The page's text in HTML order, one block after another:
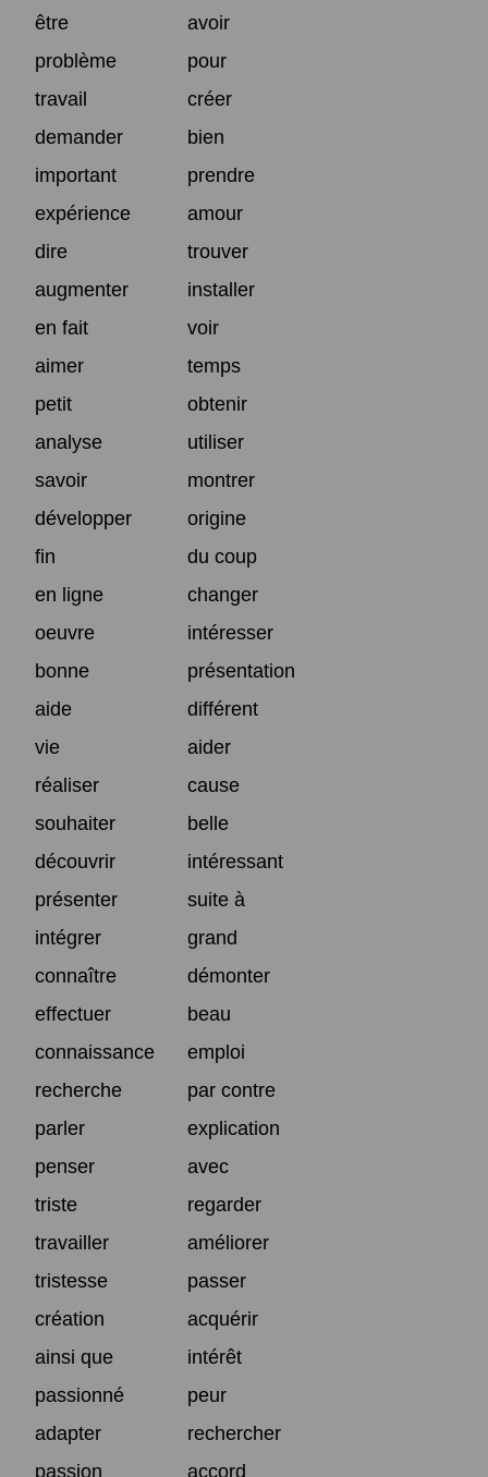
être
avoir
problème
pour
travail
créer
demander
bien
important
prendre
expérience
amour
dire
trouver
augmenter
installer
en fait
voir
aimer
temps
petit
obtenir
analyse
utiliser
savoir
montrer
développer
origine
fin
du coup
en ligne
changer
oeuvre
intéresser
bonne
présentation
aide
différent
vie
aider
réaliser
cause
souhaiter
belle
découvrir
intéressant
présenter
suite à
intégrer
grand
connaître
démonter
effectuer
beau
connaissance
emploi
recherche
par contre
parler
explication
penser
avec
triste
regarder
travailler
améliorer
tristesse
passer
création
acquérir
ainsi que
intérêt
passionné
peur
adapter
rechercher
passion
accord